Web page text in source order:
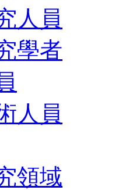
人員
學者
人員
領域